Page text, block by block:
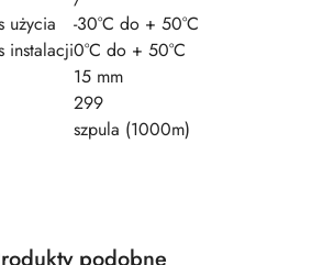
użycia
-30°C do + 50°C
instalacji0°C do + 50°C
15 mm
299
szpula (1000m)